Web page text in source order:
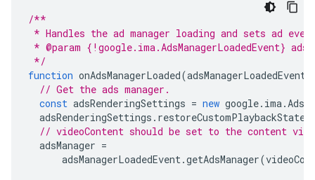
/**
* Handles the ad manager loading and sets ad
* @param {!google.ima.AdsManagerLoadedEvent}
*/
function onAdsManagerLoaded(adsManagerLoadedEvent
// Get the ads manager.
const adsRenderingSettings = new google. ima.
adsRenderingSettings .
// videoContent should be set to the content
adsManager =
adsManagerLoadedEvent.getAdsManager(